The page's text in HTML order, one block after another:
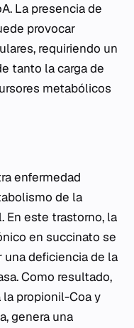
La presencia de
provocar
requiriendo un
tanto la carga de
metabólicos
enfermedad
de la
En este trastorno, la
en succinato se
deficiencia de la
Como resultado,
la propionil-Coa y
genera una